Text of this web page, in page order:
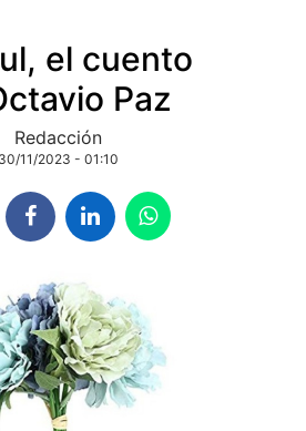
el cuento
Paz
Redacción
30/11/2023 - 01:10